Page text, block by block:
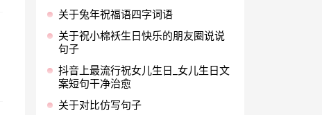
关于兔年祝福语四字词语
关于祝小棉袄生日快乐的朋友圈说说
句子
抖音上最流行祝女儿生日_女儿生日文
案短句干净治愈
关于对比仿写句子